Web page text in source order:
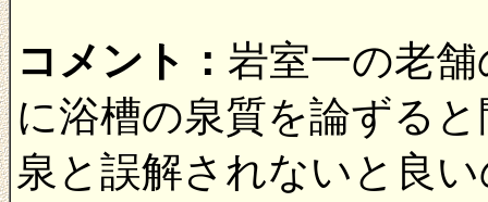
コメント： 岩室一の老
に浴槽の泉質を論ずる
泉と誤解されないと良